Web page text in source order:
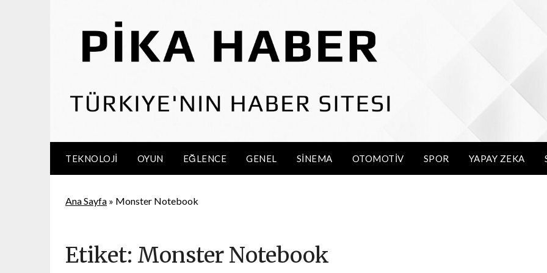
TEKNOLOJI OYUN EĞLENCE GENEL SINEMA OTOMOTIV SPOR YAPAY ZEKA
Ana Sayfa » Monster Notebook
Etiket: Monster Notebook